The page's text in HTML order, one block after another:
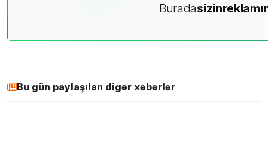
Buradasizin
Bu gün paylaşılan digər xəbərlər